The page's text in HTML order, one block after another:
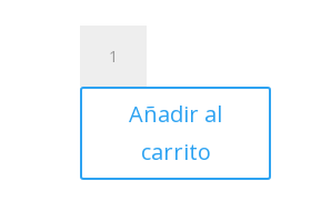
TALADRO
1/4
Añadir al
carrito